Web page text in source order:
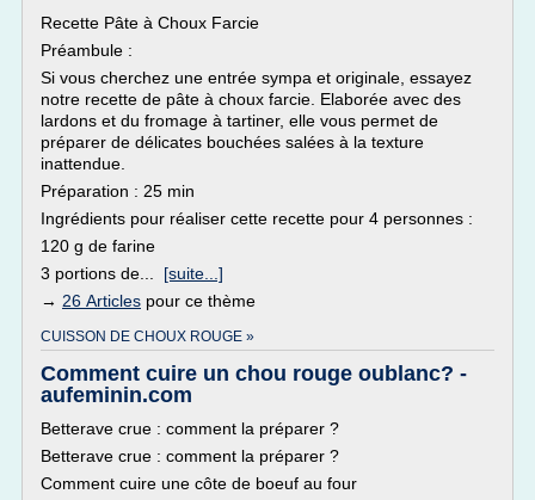
Recette Pâte à Choux Farcie
Préambule :
Si vous cherchez une entrée sympa et originale, essayez
notre recette de pâte à choux farcie. Elaborée avec des
lardons et du fromage à tartiner, elle vous permet de
préparer de délicates bouchées salées à la texture
inattendue.
Préparation : 25 min
Ingrédients pour réaliser cette recette pour 4 personnes :
120 g de farine
3 portions de... [suite...]
→ 26 Articles pour ce thème
CUISSON DE CHOUX ROUGE »
Comment cuire un chou rouge oublanc? -
aufeminin.com
Betterave crue : comment la préparer ?
Betterave crue : comment la préparer ?
Comment cuire une côte de boeuf au four